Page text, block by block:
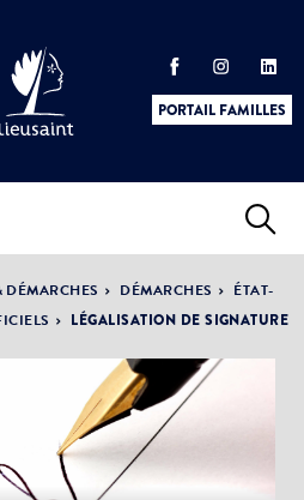
PORTAIL FAMILLES
ACTUALITÉS &
ÉVÈNEMENTS
DÉMOCRATIE
PARTICIPATIVE
DÉMARCHES
ÉTAT-
LÉGALISATION DE SIGNATURE